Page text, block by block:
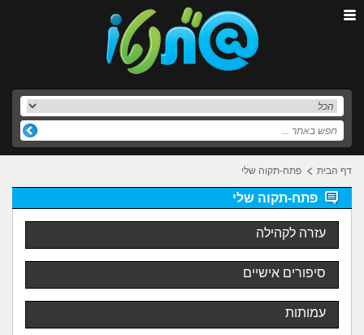
דף הבית פתח-תקוה שלי
פתח-תקוה שלי
עזרה לקהילה
סיפורים אישיים
עמותות